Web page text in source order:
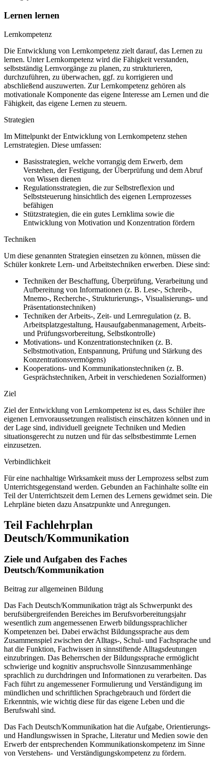
Lernen lernen
Lernkompetenz
Die Entwicklung von Lernkompetenz zielt darauf, das Lernen zu
lernen. Unter Lernkompetenz wird die Fähigkeit verstanden,
selbstständig Lernvorgänge zu planen, zu strukturieren,
durchzuführen, zu überwachen, ggf. zu korrigieren und
abschließend auszuwerten. Zur Lernkompetenz gehören als
motivationale Komponente das eigene Interesse am Lernen und die
Fähigkeit, das eigene Lernen zu steuern.
Strategien
Im Mittelpunkt der Entwicklung von Lernkompetenz stehen
Lernstrategien. Diese umfassen:
Basisstrategien, welche vorrangig dem Erwerb, dem
Verstehen, der Festigung, der Überprüfung und dem Abruf
von Wissen dienen
Regulationsstrategien, die zur Selbstreflexion und
Selbststeuerung hinsichtlich des eigenen Lernprozesses
befähigen
Stützstrategien, die ein gutes Lernklima sowie die
Entwicklung von Motivation und Konzentration fördern
Techniken
Um diese genannten Strategien einsetzen zu können, müssen die
Schüler konkrete Lern- und Arbeitstechniken erwerben. Diese sind:
Techniken der Beschaffung, Überprüfung, Verarbeitung und
Aufbereitung von Informationen (z. B. Lese-, Schreib-,
Mnemo-, Recherche-, Strukturierungs-, Visualisierungs- und
Präsentationstechniken)
Techniken der Arbeits-, Zeit- und Lernregulation (z. B.
Arbeitsplatzgestaltung, Hausaufgabenmanagement, Arbeits-
und Prüfungsvorbereitung, Selbstkontrolle)
Motivations- und Konzentrationstechniken (z. B.
Selbstmotivation, Entspannung, Prüfung und Stärkung des
Konzentrationsvermögens)
Kooperations- und Kommunikationstechniken (z. B.
Gesprächstechniken, Arbeit in verschiedenen Sozialformen)
Ziel
Ziel der Entwicklung von Lernkompetenz ist es, dass Schüler ihre
eigenen Lernvoraussetzungen realistisch einschätzen können und in
der Lage sind, individuell geeignete Techniken und Medien
situationsgerecht zu nutzen und für das selbstbestimmte Lernen
einzusetzen.
Verbindlichkeit
Für eine nachhaltige Wirksamkeit muss der Lernprozess selbst zum
Unterrichtsgegenstand werden. Gebunden an Fachinhalte sollte ein
Teil der Unterrichtszeit dem Lernen des Lernens gewidmet sein. Die
Lehrpläne bieten dazu Ansatzpunkte und Anregungen.
Teil Fachlehrplan
Deutsch/Kommunikation
Ziele und Aufgaben des Faches
Deutsch/Kommunikation
Beitrag zur allgemeinen Bildung
Das Fach Deutsch/Kommunikation trägt als Schwerpunkt des
berufsübergreifenden Bereiches im Berufsvorbereitungsjahr
wesentlich zum angemessenen Erwerb bildungssprachlicher
Kompetenzen bei. Dabei erwächst Bildungssprache aus dem
Zusammenspiel zwischen der Alltags-, Schul- und Fachsprache und
hat die Funktion, Fachwissen in sinnstiftende Alltagsdeutungen
einzubringen. Das Beherrschen der Bildungssprache ermöglicht
schwierige und kognitiv anspruchsvolle Sinnzusammenhänge
sprachlich zu durchdringen und Informationen zu verarbeiten. Das
Fach führt zu angemessener Formulierung und Verständigung im
mündlichen und schriftlichen Sprachgebrauch und fördert die
Erkenntnis, wie wichtig diese für das eigene Leben und die
Berufswahl sind.
Das Fach Deutsch/Kommunikation hat die Aufgabe, Orientierungs-
und Handlungswissen in Sprache, Literatur und Medien sowie den
Erwerb der entsprechenden Kommunikationskompetenz im Sinne
von Verstehens- und Verständigungskompetenz zu fördern.